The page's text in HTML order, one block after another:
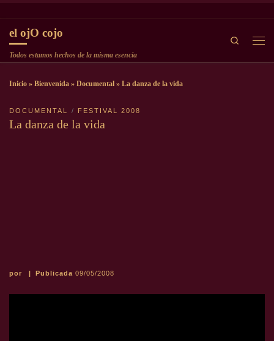
el ojO cojo
Todos estamos hechos de la misma esencia
Search
Inicio » Bienvenida » Documental » La danza de la vida
DOCUMENTAL FESTIVAL 2008
La danza de la vida
por | Publicada 09/05/2008